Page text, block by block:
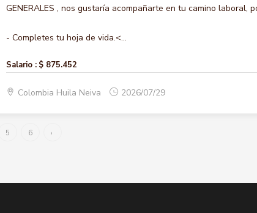
GENERALES , nos gustaría acompañarte en tu camino laboral,
- Completes tu hoja de vida.<...
Salario : $ 875.452
Colombia Huila Neiva 2026/07/29
5 6 ›